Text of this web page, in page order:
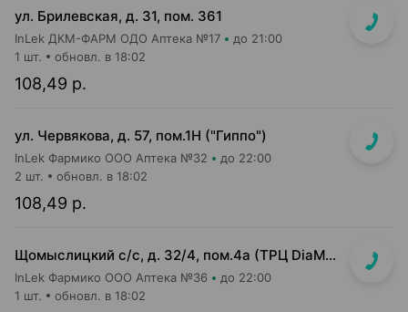
ул. Брилевская, д. 31, пом. 361
InLek ДКМ-ФАРМ ОДО Аптека №17 до 21:00
108,49 р.
1 шт. обновл. в 18:02
ул. Червякова, д. 57, пом.1Н ("Гиппо")
InLek Фармико ООО Аптека №32 до 22:00
108,49 р.
2 шт. обновл. в 18:02
Щомыслицкий с/с, д. 32/4, пом.4а (ТРЦ DiaMond city, вход напротив магазина Маяк)
InLek Фармико ООО Аптека №36 до 22:00
1 шт. обновл. в 18:02